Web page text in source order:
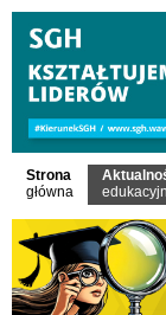
Strona
główna